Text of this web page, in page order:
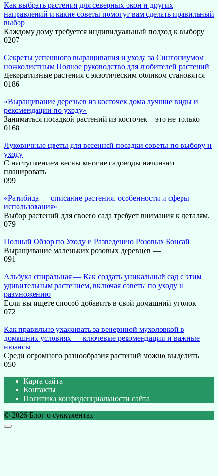
Как выбрать растения для северных окон и других
направлений и какие советы помогут вам сделать правильный
выбор
Каждому дому требуется индивидуальный подход к выбору
0207
Секреты успешного выращивания и ухода за Сингониумом
ножколистным Полное руководство для любителей растений
Декоративные растения с экзотическим обликом становятся
0186
«Выращивание деревьев из косточек дома лучшие виды и
рекомендации по уходу»
Заниматься посадкой растений из косточек – это не только
0168
Луковичные цветы для весенней посадки советы по выбору и
уходу
С наступлением весны многие садоводы начинают
планировать
099
«Ратибида — описание растения, особенности и сферы
использования»
Выбор растений для своего сада требует внимания к деталям.
079
Полный Обзор по Уходу и Разведению Розовых Бонсай
Выращивание маленьких розовых деревцев —
091
Альбука спиральная — Как создать уникальный сад с этим
удивительным растением, включая советы по уходу и
размножению
Если вы ищете способ добавить в свой домашний уголок
072
Как правильно ухаживать за венериной мухоловкой в
домашних условиях — ключевые рекомендации и важные
нюансы
Среди огромного разнообразия растений можно выделить
050
Карта сайта
Контакты
Политика конфиденциальности сайта
© 2026 Блог о суккулентах